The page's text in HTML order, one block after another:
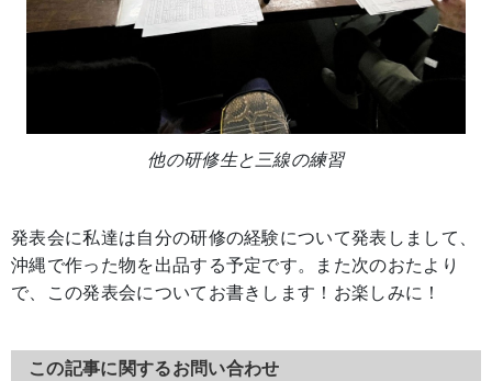
他の研修生と三線の練習
発表会に私達は自分の研修の経験について発表しまして、
沖縄で作った物を出品する予定です。また次のおたより
で、この発表会についてお書きします！お楽しみに！
この記事に関するお問い合わせ